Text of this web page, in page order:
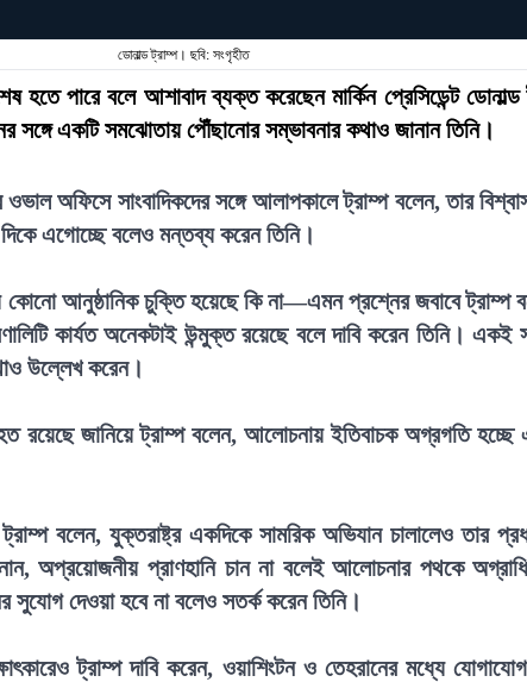
ডোনাল্ড ট্রাম্প। ছবি: সংগৃহীত
হতে পারে বলে আশাবাদ ব্যক্ত করেছেন মার্কিন প্রেসিডেন্ট
সঙ্গে একটি সমঝোতায় পৌঁছানোর সম্ভাবনার কথাও জানান তিনি।
অফিসে সাংবাদিকদের সঙ্গে আলাপকালে ট্রাম্প বলেন, তার
এগোচ্ছে বলেও মন্তব্য করেন তিনি।
কোনো আনুষ্ঠানিক চুক্তি হয়েছে কি না—এমন প্রশ্নের জবাবে ট্রাম্প
কার্যত অনেকটাই উন্মুক্ত রয়েছে বলে দাবি করেন তিনি। একই
উল্লেখ করেন।
রয়েছে জানিয়ে ট্রাম্প বলেন, আলোচনায় ইতিবাচক অগ্রগতি
বলেন, যুক্তরাষ্ট্র একদিকে সামরিক অভিযান চালালেও তার
অপ্রয়োজনীয় প্রাণহানি চান না বলেই আলোচনার পথকে
সুযোগ দেওয়া হবে না বলেও সতর্ক করেন তিনি।
ট্রাম্প দাবি করেন, ওয়াশিংটন ও তেহরানের মধ্যে